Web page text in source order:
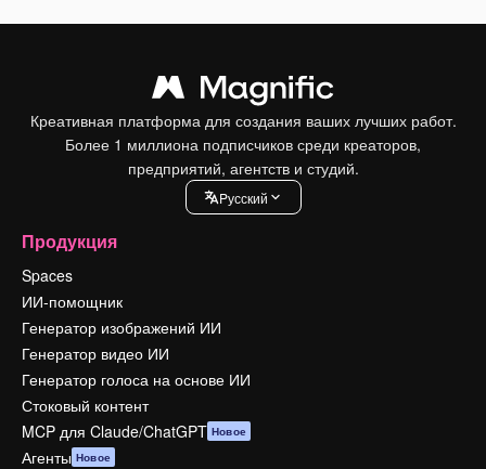
Креативная платформа для создания ваших лучших работ.
Более 1 миллиона подписчиков среди креаторов,
предприятий, агентств и студий.
Pусский
Продукция
Spaces
ИИ-помощник
Генератор изображений ИИ
Генератор видео ИИ
Генератор голоса на основе ИИ
Стоковый контент
MCP для Claude/ChatGPT Новое
Агенты Новое